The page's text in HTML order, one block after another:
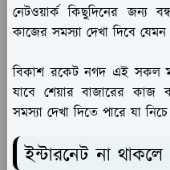
নেটওয়ার্ক কিছুদিনের জন্য
কাজের সমস্যা দেখা দিবে যেমন
বিকাশ রকেট নগদ এই সকল
যাবে শেয়ার বাজারের কাজ
সমস্যা দেখা দিতে পারে যা
ইন্টারনেট না